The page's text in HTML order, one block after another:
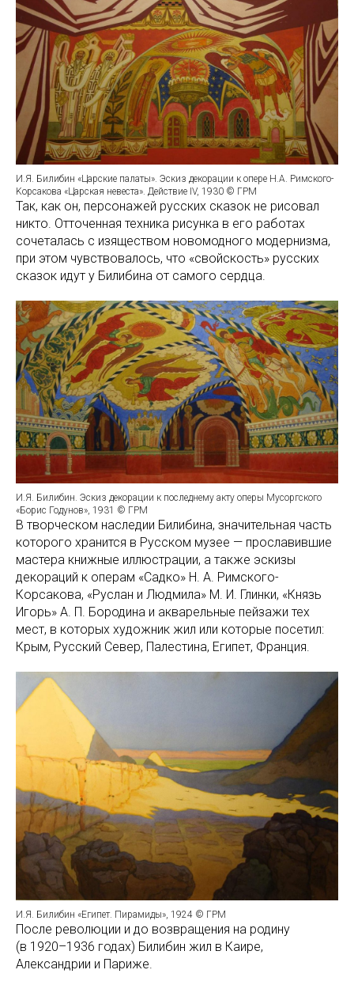
И.Я. Билибин «Царские палаты». Эскиз декорации к опере Н.А. Римского-
Kорсакова «Царская невеста». Действие IV, 1930 © ГРМ
Так, как он, персонажей русских сказок не рисовал
никто. Отточенная техника рисунка в его работах
сочеталась с изяществом новомодного модернизма,
при этом чувствовалось, что «свойскость» русских
сказок идут у Билибина от самого сердца.
И.Я. Билибин. Эскиз декорации к последнему акту оперы Мусоргского
«Борис Годунов», 1931 © ГРМ
В творческом наследии Билибина, значительная часть
которого хранится в Русском музее — прославившие
мастера книжные иллюстрации, а также эскизы
декораций к операм «Садко» Н. А. Римского-
Корсакова, «Руслан и Людмила» М. И. Глинки, «Князь
Игорь» А. П. Бородина и акварельные пейзажи тех
мест, в которых художник жил или которые посетил:
Крым, Русский Север, Палестина, Египет, Франция.
И.Я. Билибин «Египет. Пирамиды», 1924 © ГРМ
После революции и до возвращения на родину
(в 1920–1936 годах) Билибин жил в Каире,
Александрии и Париже.